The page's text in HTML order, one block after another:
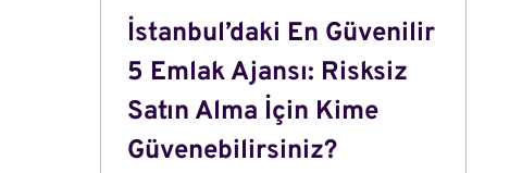
İstanbul’daki En Güvenilir
5 Emlak Ajansı: Risksiz
Satın Alma İçin Kime
Güvenebilirsiniz?